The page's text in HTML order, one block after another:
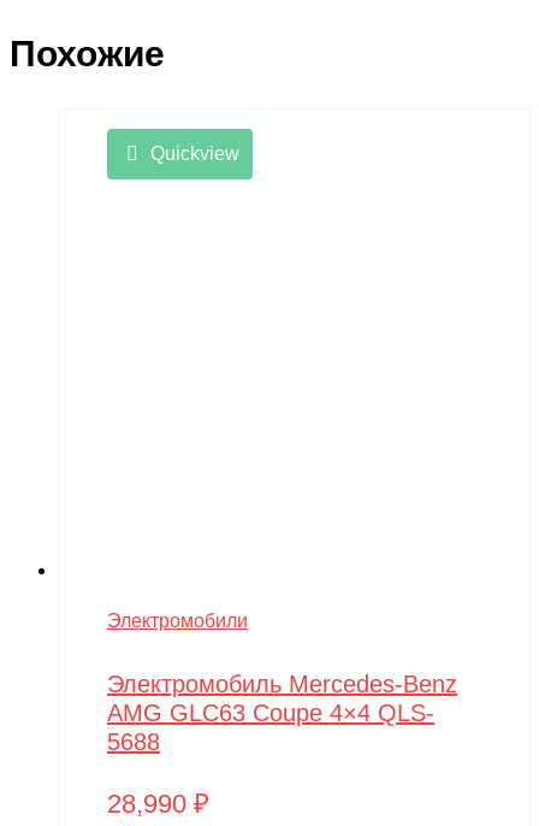
Похожие
Quickview
Электромобили
Электромобиль Mercedes-Benz
AMG GLC63 Coupe 4×4 QLS-
5688
28,990 ₽